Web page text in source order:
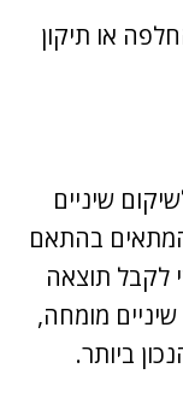
או תיקון
שיניים
בהתאם
לקבל תוצאה
מומחה,
ביותר.